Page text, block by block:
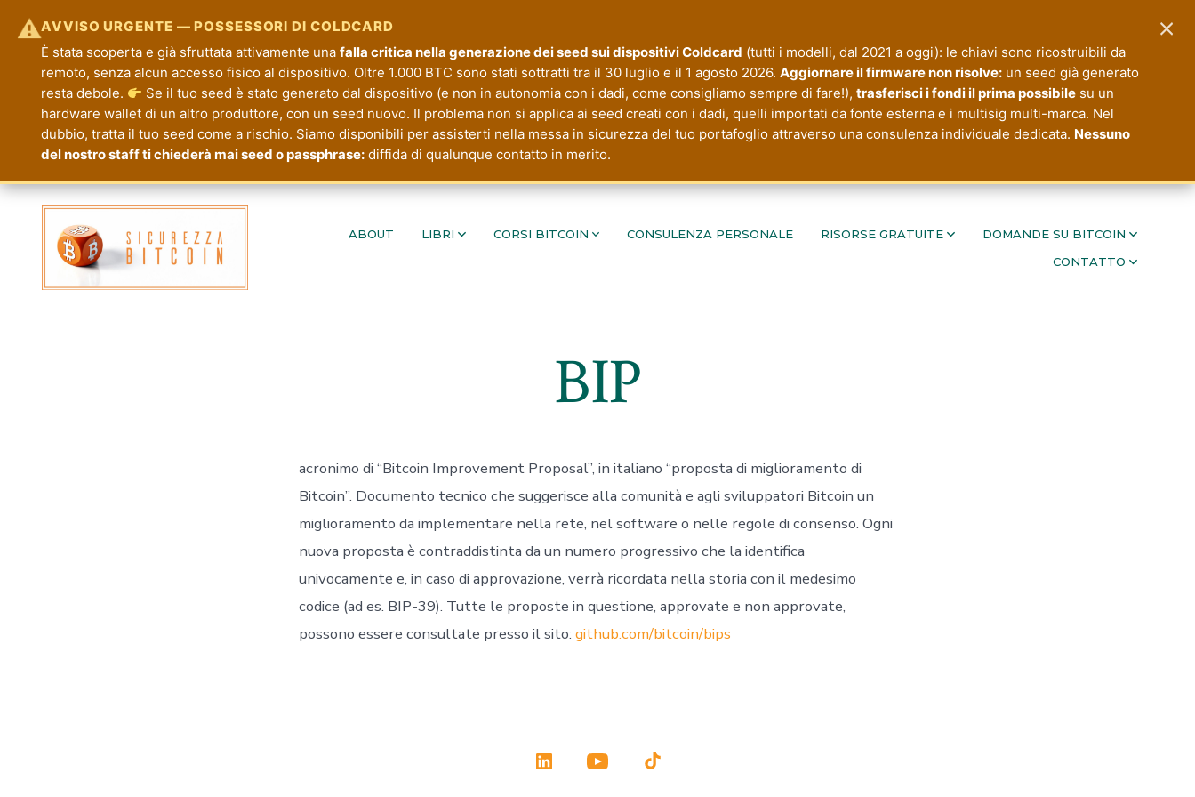
⚠AVVISO URGENTE — POSSESSORI DI COLDCARD
È stata scoperta e già sfruttata attivamente una falla critica nella generazione dei seed sui dispositivi Coldcard (tutti i modelli, dal 2021 a oggi): le chiavi sono ricostruibili da
remoto, senza alcun accesso fisico al dispositivo. Oltre 1.000 BTC sono stati sottratti tra il 30 luglio e il 1 agosto 2026. Aggiornare il firmware non risolve: un seed già generato
resta debole.
Se il tuo seed è stato generato dal dispositivo (e non in autonomia con i dadi, come consigliamo sempre di fare!),trasferisci i fondi il prima possibile su un
hardware wallet di un altro produttore, con un seed nuovo. Il problema non si applica ai seed creati con i dadi, quelli importati da fonte esterna e i multisig multi-marca. Nel
dubbio, tratta il tuo seed come a rischio. Siamo disponibili per assisterti nella messa in sicurezza del tuo portafoglio attraverso una consulenza individuale dedicata. Nessuno
del nostro staff ti chiederà mai seed o passphrase: diffida di qualunque contatto in merito.
×
Passa
contenuto
ABOUT LIBRI CORSI BITCOIN CONSULENZA PERSONALE RISORSE GRATUITE
DOMANDE SU BITCOIN
CONTATTO
BIP
acronimo di “Bitcoin Improvement Proposal”, in italiano “proposta di miglioramento di
Bitcoin”. Documento tecnico che suggerisce alla comunità e agli sviluppatori Bitcoin un
miglioramento da implementare nella rete, nel software o nelle regole di consenso. Ogni
nuova proposta è contraddistinta da un numero progressivo che la identifica
univocamente e, in caso di approvazione, verrà ricordata nella storia con il medesimo
codice (ad es. BIP-39). Tutte le proposte in questione, approvate e non approvate,
possono essere consultate presso il sito: github.com/bitcoin/bips
Apri
Apri
Apri